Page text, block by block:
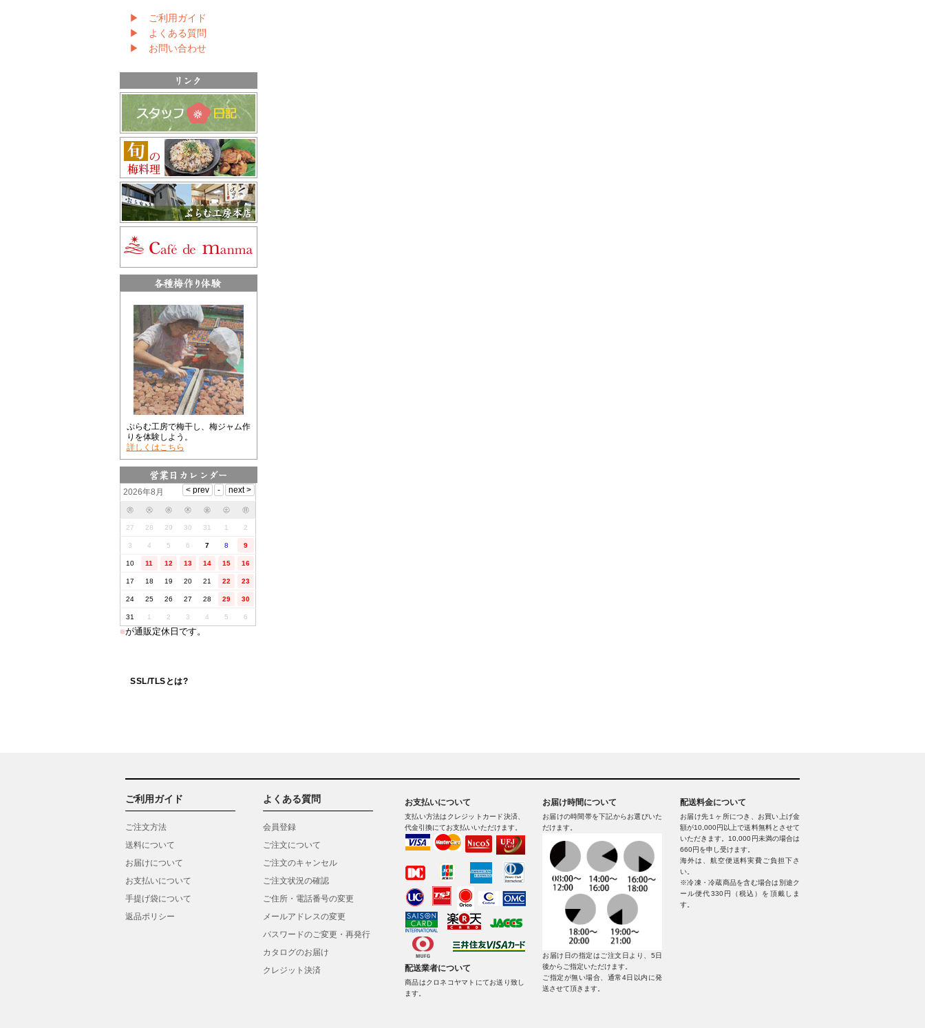
▶ ご利用ガイド
▶ よくある質問
▶ お問い合わせ
ぷらむ工房で梅干し、梅ジャム作
りを体験しよう。
詳しくはこちら
2026年8月
㊊ ㊋ ㊌ ㊍ ㊎ ㊏ ㊐
27 28 29 30 31 1 2
3 4 5 6 7 8 9
10 11 12 13 14 15 16
17 18 19 20 21 22 23
24 25 26 27 28 29 30
31 1 2 3 4 5 6
■が通販定休日です。
SSL/TLSとは?
ご利用ガイド
ご注文方法
送料について
お届けについて
お支払いについて
手提げ袋について
返品ポリシー
よくある質問
会員登録
ご注文について
ご注文のキャンセル
ご注文状況の確認
ご住所・電話番号の変更
メールアドレスの変更
パスワードのご変更・再発行
カタログのお届け
クレジット決済
お支払いについて
支払い方法はクレジットカード決済、
代金引換にてお支払いいただけます。
配送業者について
商品はクロネコヤマトにてお送り致し
ます。
お届け時間について
お届けの時間帯を下記からお選びいた
だけます。
お届け日の指定はご注文日より、5日
後からご指定いただけます。
ご指定が無い場合、通常4日以内に発
送させて頂きます。
配送料金について
お届け先１ヶ所につき、お買い上げ金
額が10,000円以上で送料無料とさせて
いただきます。10,000円未満の場合は
660円を申し受けます。
海外は、航空便送料実費ご負担下さ
い。
※冷凍・冷蔵商品を含む場合は別途ク
ール便代330円（税込）を頂戴しま
す。